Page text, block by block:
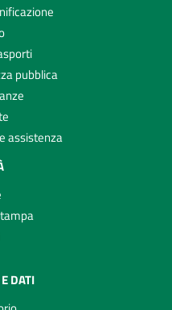
pubblica
assistenza
DATI